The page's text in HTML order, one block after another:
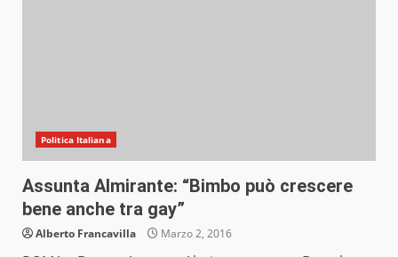
Politica Italiana
Assunta Almirante: “Bimbo può crescere
bene anche tra gay”
Alberto Francavilla Marzo 2, 2016